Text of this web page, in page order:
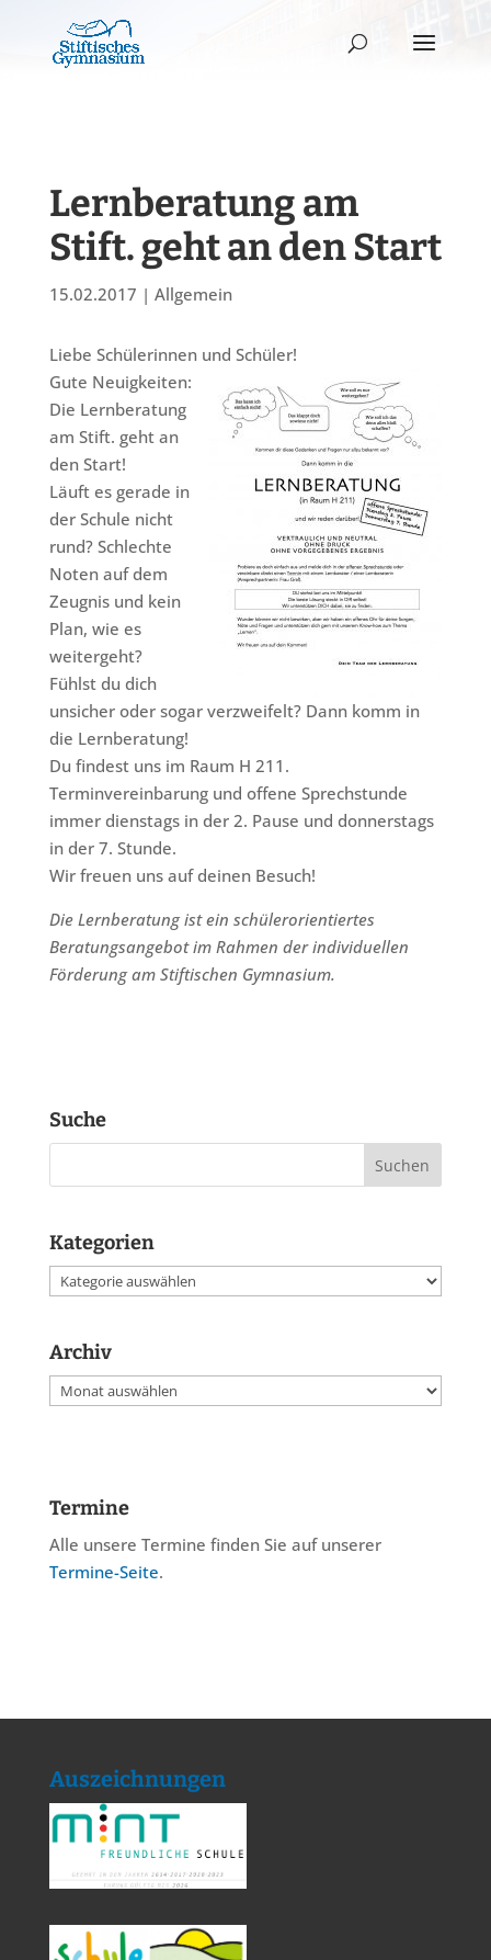
Lernberatung am
Stift. geht an den Start
15.02.2017 | Allgemein
Liebe Schülerinnen und Schüler!
Gute Neuigkeiten:
Die Lernberatung
am Stift. geht an
den Start!
Läuft es gerade in
der Schule nicht
rund? Schlechte
Noten auf dem
Zeugnis und kein
Plan, wie es
weitergeht?
Fühlst du dich
unsicher oder sogar verzweifelt? Dann komm in
die Lernberatung!
Du findest uns im Raum H 211.
Terminvereinbarung und offene Sprechstunde
immer dienstags in der 2. Pause und donnerstags
in der 7. Stunde.
Wir freuen uns auf deinen Besuch!
Die Lernberatung ist ein schülerorientiertes
Beratungsangebot im Rahmen der individuellen
Förderung am Stiftischen Gymnasium.
Suche
Kategorien
Kategorien
Archiv
Archiv
Termine
Alle unsere Termine finden Sie auf unserer
Termine-Seite.
Auszeichnungen